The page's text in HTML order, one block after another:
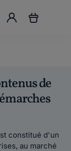
de
constitué d'un
au marché